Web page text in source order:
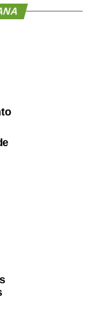
em curso
ocorrido
bruto de
do veículo por
não a partir de
os trechos
e empresas de
(feitos
protesto contra